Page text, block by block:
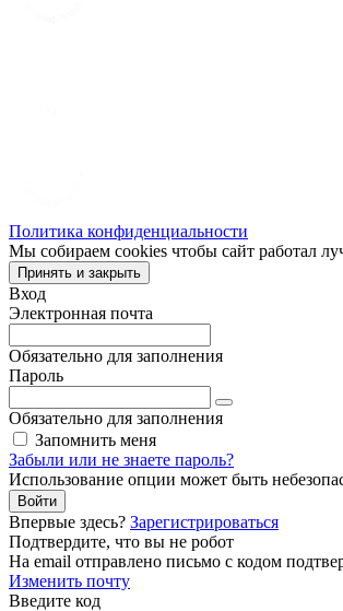
Политика конфиденциальности
Мы собираем cookies чтобы сайт работал
Принять и закрыть
Вход
Электронная почта
Обязательно для заполнения
Пароль
Обязательно для заполнения
Запомнить меня
Забыли или не знаете пароль?
Использование опции может быть
Войти
Впервые здесь? Зарегистрироваться
Подтвердите, что вы не робот
Ha email отправлено письмо с кодом
Изменить почту
Введите код